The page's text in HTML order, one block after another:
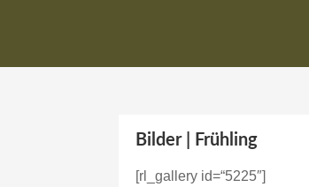
Bilder | Frühling
[rl_gallery id=“5225″]